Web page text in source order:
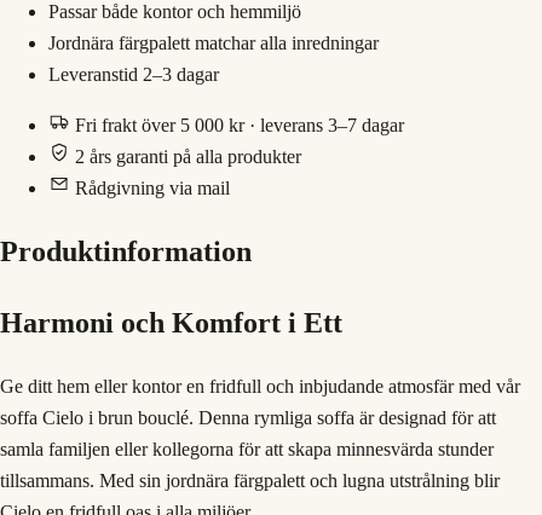
Passar både kontor och hemmiljö
Jordnära färgpalett matchar alla inredningar
Leveranstid 2–3 dagar
Fri frakt över 5 000 kr · leverans 3–7 dagar
2 års garanti på alla produkter
Rådgivning via mail
Produktinformation
Harmoni och Komfort i Ett
Ge ditt hem eller kontor en fridfull och inbjudande atmosfär med vår
soffa Cielo i brun bouclé. Denna rymliga soffa är designad för att
samla familjen eller kollegorna för att skapa minnesvärda stunder
tillsammans. Med sin jordnära färgpalett och lugna utstrålning blir